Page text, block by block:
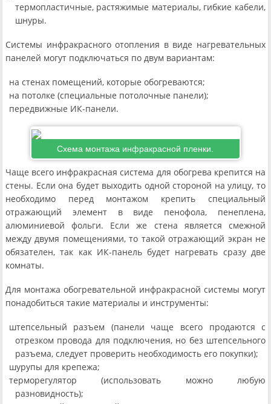
термопластичные, растяжимые материалы, гибкие кабели,
шнуры.
Системы инфракрасного отопления в виде нагревательных
панелей могут подключаться по двум вариантам:
на стенах помещений, которые обогреваются;
на потолке (специальные потолочные панели);
передвижные ИК-панели.
Схема монтажа инфракрасной пленки.
Чаще всего инфракрасная система для обогрева крепится на
стены. Если она будет выходить одной стороной на улицу, то
необходимо перед монтажом крепить специальный
отражающий элемент в виде пенофола, пенеплена,
алюминиевой фольги. Если же стена является смежной
между двумя помещениями, то такой отражающий экран не
обязателен, так как ИК-панель будет нагревать сразу две
комнаты.
Для монтажа обогревательной инфракрасной системы могут
понадобиться такие материалы и инструменты:
штепсельный разъем (панели чаще всего продаются с
отрезком провода для подключения, но без штепсельного
разъема, следует проверить необходимость его покупки);
шурупы для крепежа;
терморегулятор (использовать можно любую
разновидность);